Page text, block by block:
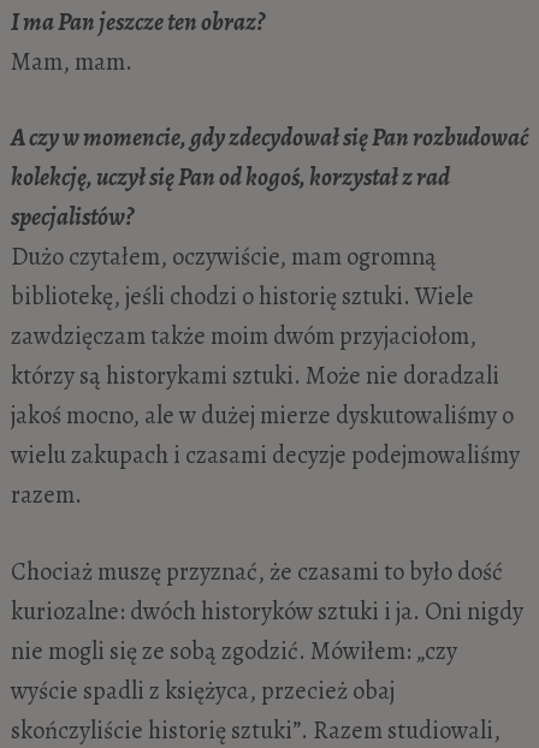
I ma Pan jeszcze ten obraz?
Mam, mam.
A czy w momencie, gdy zdecydował się Pan rozbudować
kolekcję, uczył się Pan od kogoś, korzystał z rad
specjalistów?
Dużo czytałem, oczywiście, mam ogromną
bibliotekę, jeśli chodzi o historię sztuki. Wiele
zawdzięczam także moim dwóm przyjaciołom,
którzy są historykami sztuki. Może nie doradzali
jakoś mocno, ale w dużej mierze dyskutowaliśmy o
wielu zakupach i czasami decyzje podejmowaliśmy
razem.
Chociaż muszę przyznać, że czasami to było dość
kuriozalne: dwóch historyków sztuki i ja. Oni nigdy
nie mogli się ze sobą zgodzić. Mówiłem: „czy
wyście spadli z księżyca, przecież obaj
skończyliście historię sztuki”. Razem studiowali,